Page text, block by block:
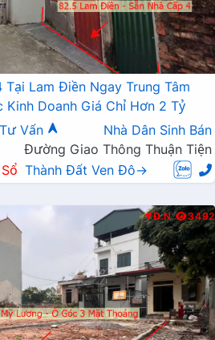
Tại Lam Điền Ngay Trung Tâm
Kinh Doanh Giá Chỉ Hơn 2 Tỷ
Tư Vấn
Nhà Dân Sinh Bán
Đường Giao Thông Thuận Tiện
Thành Đất Ven Đô→
Đ.N 3492